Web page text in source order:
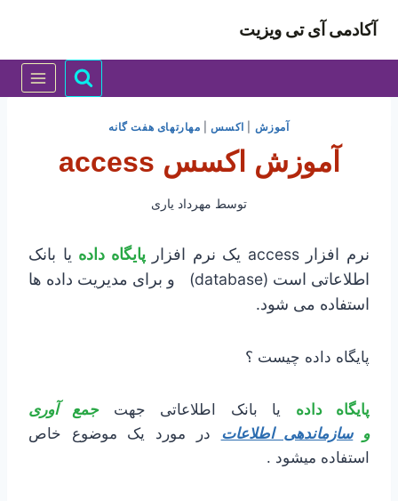
محتوا
آکادمی آی تی ویزیت
آموزش اکسس مهارتهای هفت گانه
آموزش اکسس access
توسط مهرداد یاری
نرم افزار access یک نرم افزار پایگاه داده یا بانک
اطلاعاتی است (database) و برای مدیریت داده ها
استفاده می شود.
پایگاه داده چیست ؟
پایگاه داده یا بانک اطلاعاتی جهتجمع آوری
وسازماندهی اطلاعات در مورد یک موضوع خاص
استفاده میشود .